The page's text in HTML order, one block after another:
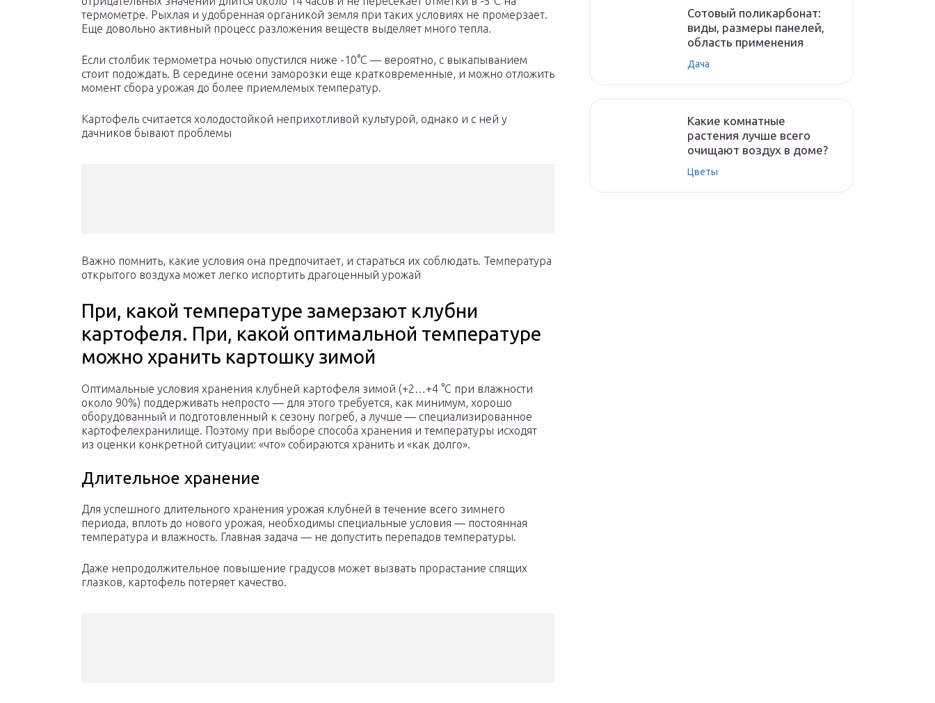
термометре. Рыхлая и удобренная органикой земля при таких условиях не промерзает.
Еще довольно активный процесс разложения веществ выделяет много тепла.
Если столбик термометра ночью опустился ниже -10°C — вероятно, с выкапыванием
стоит подождать. В середине осени заморозки еще кратковременные, и можно отложить
момент сбора урожая до более приемлемых температур.
Картофель считается холодостойкой неприхотливой культурой, однако и с ней у
дачников бывают проблемы
Важно помнить, какие условия она предпочитает, и стараться их соблюдать. Температура
открытого воздуха может легко испортить драгоценный урожай
При, какой температуре замерзают клубни
картофеля. При, какой оптимальной температуре
можно хранить картошку зимой
Оптимальные условия хранения клубней картофеля зимой (+2…+4 °C при влажности
около 90%) поддерживать непросто — для этого требуется, как минимум, хорошо
оборудованный и подготовленный к сезону погреб, а лучше — специализированное
картофелехранилище. Поэтому при выборе способа хранения и температуры исходят
из оценки конкретной ситуации: «что» собираются хранить и «как долго».
Длительное хранение
Для успешного длительного хранения урожая клубней в течение всего зимнего
периода, вплоть до нового урожая, необходимы специальные условия — постоянная
температура и влажность. Главная задача — не допустить перепадов температуры.
Даже непродолжительное повышение градусов может вызвать прорастание спящих
глазков, картофель потеряет качество.
Сотовый поликарбонат:
виды, размеры панелей,
область применения
Дача
Какие комнатные
растения лучше всего
очищают воздух в доме?
Цветы